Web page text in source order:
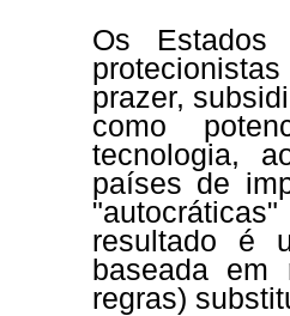
Os Estados
prazer,
como
tecnologia,
países de
resultado é
baseada em
regras)